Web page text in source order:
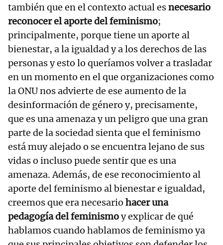
también que en el contexto actual esnecesario
reconocer el aporte del feminismo;
principalmente, porque tiene un aporte al
bienestar, a la igualdad y a los derechos de las
personas y esto lo queríamos volver a trasladar
en un momento en el que organizaciones como
la ONU nos advierte de ese aumento de la
desinformación de género y, precisamente,
que es una amenaza y un peligro que una gran
parte de la sociedad sienta que el feminismo
está muy alejado o se encuentra lejano de sus
vidas o incluso puede sentir que es una
amenaza. Además, de ese reconocimiento al
aporte del feminismo al bienestar e igualdad,
creemos que era necesario hacer una
pedagogía del feminismoy explicar de qué
hablamos cuando hablamos de feminismo ya